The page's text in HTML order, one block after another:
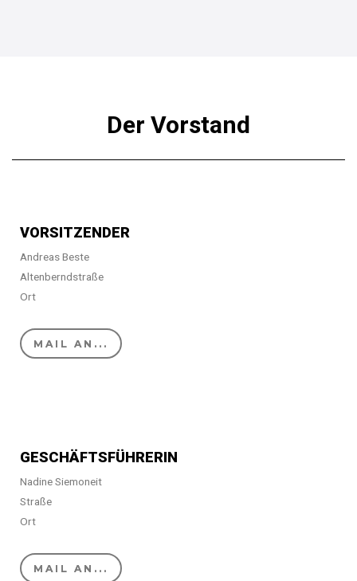
Der Vorstand
VORSITZENDER
Andreas Beste
Altenberndstraße
Ort
MAIL AN...
GESCHÄFTSFÜHRERIN
Nadine Siemoneit
Straße
Ort
MAIL AN...